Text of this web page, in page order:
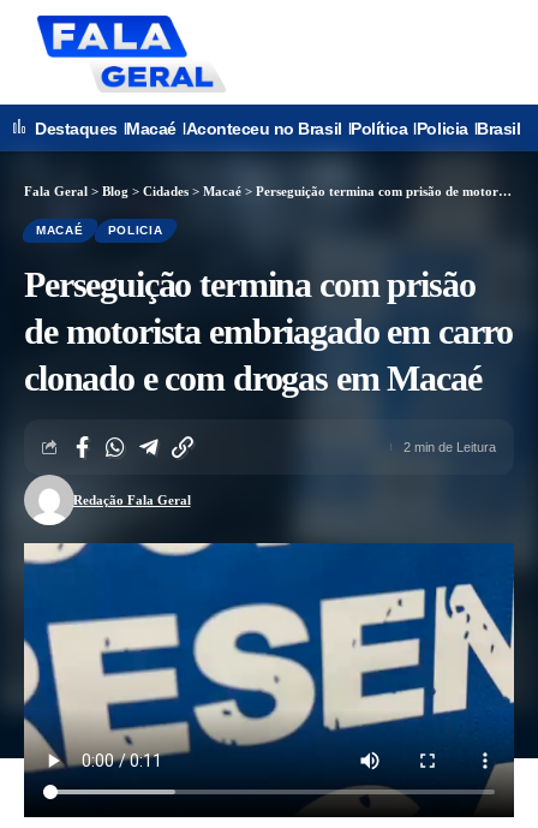
Destaques Macaé Aconteceu no Brasil Política Policia Brasil
Fala Geral > Blog > Cidades > Macaé > Perseguição termina com prisão de motorista embriagado em carro clonado e com drogas em Macaé
MACAÉ POLICIA
Perseguição termina com prisão
de motorista embriagado em carro
clonado e com drogas em Macaé
Redação Fala Geral
2 min de Leitura